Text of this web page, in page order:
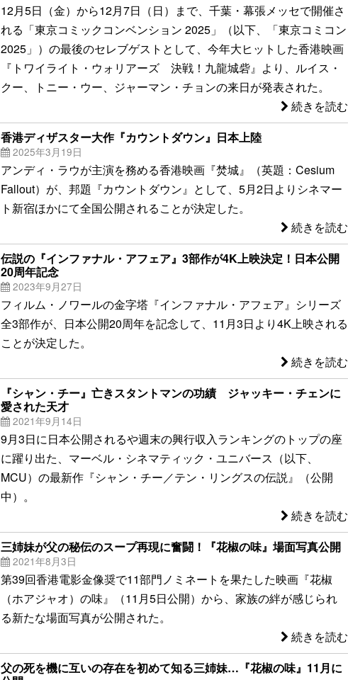
12月5日（金）から12月7日（日）まで、千葉・幕張メッセで開催さ
れる「東京コミックコンベンション 2025」（以下、「東京コミコン
2025」）の最後のセレブゲストとして、今年大ヒットした香港映画
『トワイライト・ウォリアーズ 決戦！九龍城砦』より、ルイス・
クー、トニー・ウー、ジャーマン・チョンの来日が発表された。
続きを読む
香港ディザスター大作『カウントダウン』日本上陸
2025年3月19日
アンディ・ラウが主演を務める香港映画『焚城』（英題：Cesium
Fallout）が、邦題『カウントダウン』として、5月2日よりシネマー
ト新宿ほかにて全国公開されることが決定した。
続きを読む
伝説の『インファナル・アフェア』3部作が4K上映決定！日本公開
20周年記念
2023年9月27日
フィルム・ノワールの金字塔『インファナル・アフェア』シリーズ
全3部作が、日本公開20周年を記念して、11月3日より4K上映される
ことが決定した。
続きを読む
『シャン・チー』亡きスタントマンの功績 ジャッキー・チェンに
愛された天才
2021年9月14日
9月3日に日本公開されるや週末の興行収入ランキングのトップの座
に躍り出た、マーベル・シネマティック・ユニバース（以下、
MCU）の最新作『シャン・チー／テン・リングスの伝説』（公開
中）。
続きを読む
三姉妹が父の秘伝のスープ再現に奮闘！『花椒の味』場面写真公開
2021年8月3日
第39回香港電影金像奨で11部門ノミネートを果たした映画『花椒
（ホアジャオ）の味』（11月5日公開）から、家族の絆が感じられ
る新たな場面写真が公開された。
続きを読む
父の死を機に互いの存在を初めて知る三姉妹…『花椒の味』11月に